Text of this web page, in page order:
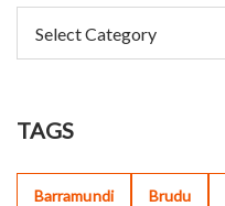
TAGS
Barramundi Brudu